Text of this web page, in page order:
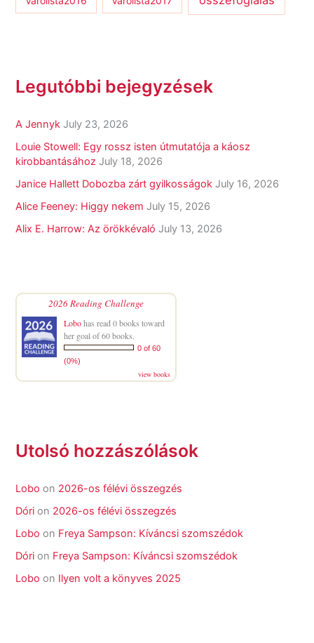
Legutóbbi bejegyzések
A Jennyk July 23, 2026
Louie Stowell: Egy ​rossz isten útmutatója a káosz
kirobbantásához July 18, 2026
Janice Hallett Dobozba zárt gyilkosságok July 16, 2026
Alice Feeney: Higgy nekem July 15, 2026
Alix E. Harrow: Az örökkévaló July 13, 2026
2026 Reading Challenge
Lobohas read 0 books toward
her goal of 60 books.
0 of 60
(0%)
view books
Utolsó hozzászólások
Lobo on 2026-os félévi összegzés
Dóri on 2026-os félévi összegzés
Lobo on Freya Sampson: Kíváncsi szomszédok
Dóri on Freya Sampson: Kíváncsi szomszédok
Lobo on Ilyen volt a könyves 2025